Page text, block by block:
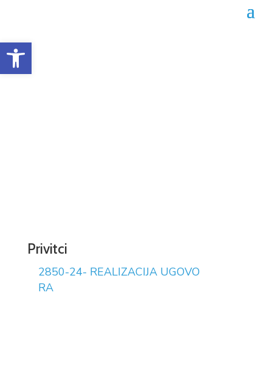
Open toolbar
Privitci
2850-24- REALIZACIJA UGOVO
RA